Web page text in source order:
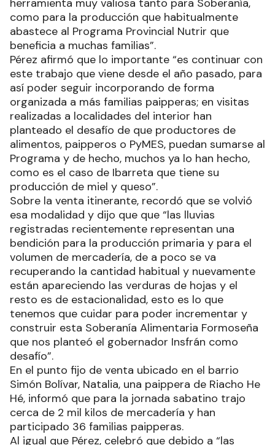
como para la producción que habitualmente
abastece al Programa Provincial Nutrir que
beneficia a muchas familias”.
Pérez afirmó que lo importante “es continuar con
este trabajo que viene desde el año pasado, para
así poder seguir incorporando de forma
organizada a más familias paipperas; en visitas
realizadas a localidades del interior han
planteado el desafío de que productores de
alimentos, paipperos o PyMES, puedan sumarse al
Programa y de hecho, muchos ya lo han hecho,
como es el caso de Ibarreta que tiene su
producción de miel y queso”.
Sobre la venta itinerante, recordó que se volvió
esa modalidad y dijo que que “las lluvias
registradas recientemente representan una
bendición para la producción primaria y para el
volumen de mercadería, de a poco se va
recuperando la cantidad habitual y nuevamente
están apareciendo las verduras de hojas y el
resto es de estacionalidad, esto es lo que
tenemos que cuidar para poder incrementar y
construir esta Soberanía Alimentaria Formoseña
que nos planteó el gobernador Insfrán como
desafío”.
En el punto fijo de venta ubicado en el barrio
Simón Bolívar, Natalia, una paippera de Riacho He
Hé, informó que para la jornada sabatino trajo
cerca de 2 mil kilos de mercadería y han
participado 36 familias paipperas.
Al igual que Pérez, celebró que debido a “las